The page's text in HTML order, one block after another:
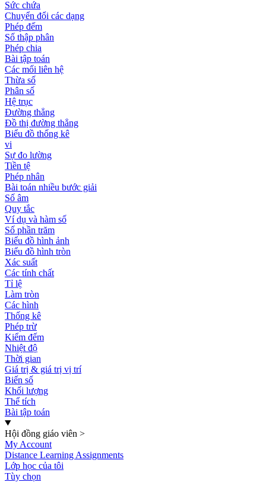
Sức chứa
Chuyển đổi các dạng
Phép đếm
Số thập phân
Phép chia
Bài tập toán
Các mối liên hệ
Thừa số
Phân số
Hệ trục
Đường thẳng
Đồ thị đường thẳng
Biểu đồ thống kê
vi
Sự đo lường
Tiền tệ
Phép nhân
Bài toán nhiều bước giải
Số âm
Quy tắc
Ví dụ và hàm số
Số phần trăm
Biểu đồ hình ảnh
Biểu đồ hình tròn
Xác suất
Các tính chất
Tỉ lệ
Làm tròn
Các hình
Thống kê
Phép trừ
Kiểm đếm
Nhiệt độ
Thời gian
Giá trị & giá trị vị trí
Biến số
Khối lượng
Thể tích
Bài tập toán
Hội đồng giáo viên >
My Account
Distance Learning Assignments
Lớp học của tôi
Tùy chọn